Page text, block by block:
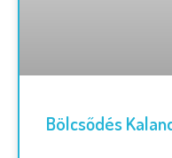
Bölcsődés